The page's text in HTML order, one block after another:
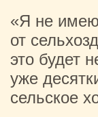
«Я не
от
это будет
уже
сельское